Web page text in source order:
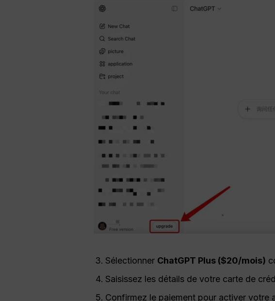
Sélectionner ChatGPT Plus ($20/mois)
Saisissez les détails de votre carte de
Confirmez le paiement pour activer votre